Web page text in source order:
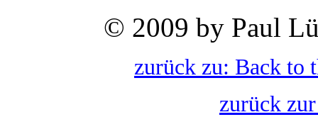
© 2009 by Paul
zurück zu: Back to
zurück